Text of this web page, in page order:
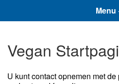
Menu
Vegan
U kunt contact opnemen met